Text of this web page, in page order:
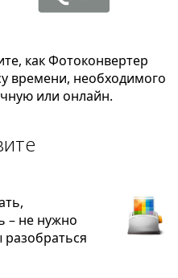
как Фотоконвертер
времени, необходимого
или онлайн.
– не нужно